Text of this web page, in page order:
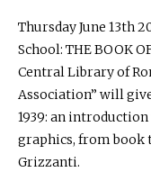
Thursday June 13th
School: THE BOOK
Central Library of
Association” will
1939: an
graphics, from book
Grizzanti.